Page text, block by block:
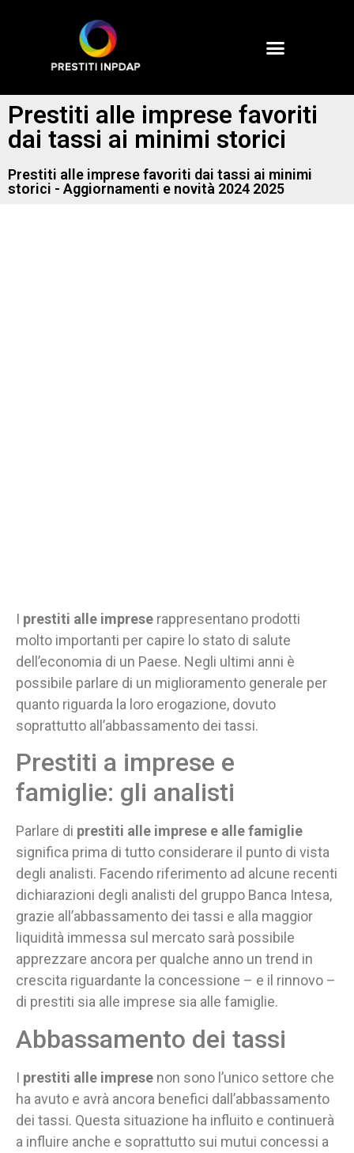
Prestiti alle imprese favoriti
dai tassi ai minimi storici
Prestiti alle imprese favoriti dai tassi ai minimi
storici - Aggiornamenti e novità 2024 2025
I prestiti alle imprese rappresentano prodotti
molto importanti per capire lo stato di salute
dell’economia di un Paese. Negli ultimi anni è
possibile parlare di un miglioramento generale per
quanto riguarda la loro erogazione, dovuto
soprattutto all’abbassamento dei tassi.
Prestiti a imprese e
famiglie: gli analisti
Parlare di prestiti alle imprese e alle famiglie
significa prima di tutto considerare il punto di vista
degli analisti. Facendo riferimento ad alcune recenti
dichiarazioni degli analisti del gruppo Banca Intesa,
grazie all’abbassamento dei tassi e alla maggior
liquidità immessa sul mercato sarà possibile
apprezzare ancora per qualche anno un trend in
crescita riguardante la concessione – e il rinnovo –
di prestiti sia alle imprese sia alle famiglie.
Abbassamento dei tassi
I prestiti alle imprese non sono l’unico settore che
ha avuto e avrà ancora benefici dall’abbassamento
dei tassi. Questa situazione ha influito e continuerà
a influire anche e soprattutto sui mutui concessi a